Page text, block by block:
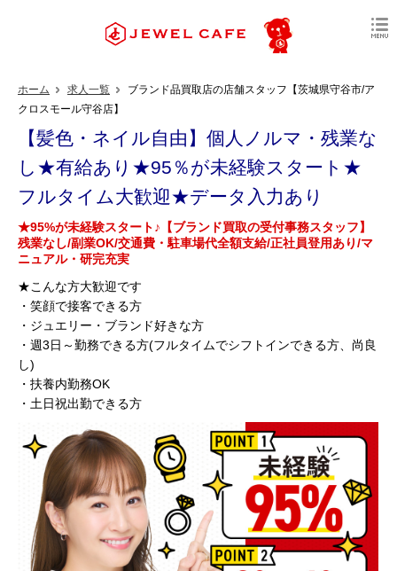
ホーム 求人一覧
ブランド品買取店の店舗スタッフ【茨城県守谷市/ア
クロスモール守谷店】
【髪色・ネイル自由】個人ノルマ・残業な
し★有給あり★95％が未経験スタート★
フルタイム大歓迎★データ入力あり
★95%が未経験スタート♪【ブランド買取の受付事務スタッフ】
残業なし/副業OK/交通費・駐車場代全額支給/正社員登用あり/マ
ニュアル・研完充実
★こんな方大歓迎です
・笑顔で接客できる方
・ジュエリー・ブランド好きな方
・週3日～勤務できる方(フルタイムでシフトインできる方、尚良
し)
・扶養内勤務OK
・土日祝出勤できる方